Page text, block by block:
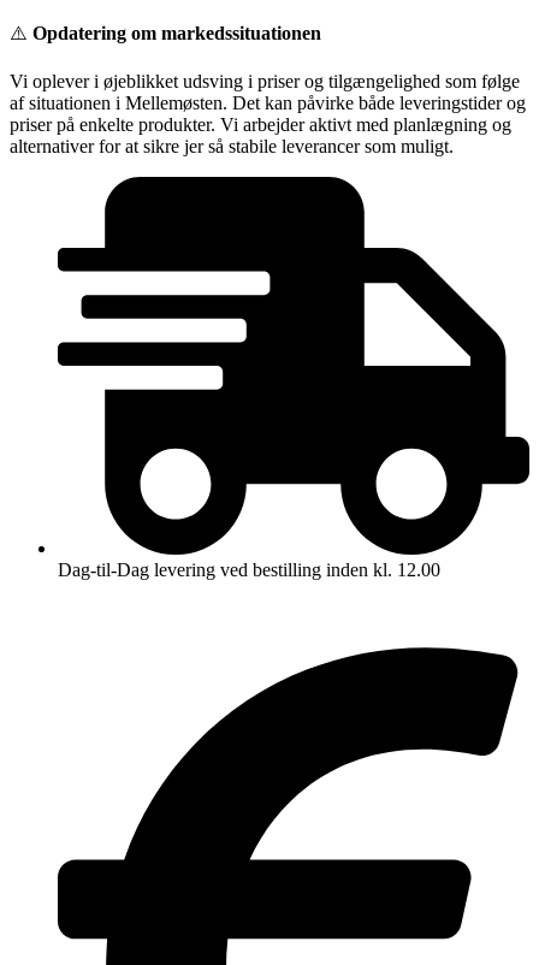
Videre
indhold
⚠️ Opdatering om markedssituationen
Vi oplever i øjeblikket udsving i priser og tilgængelighed som følge
af situationen i Mellemøsten. Det kan påvirke både leveringstider og
priser på enkelte produkter. Vi arbejder aktivt med planlægning og
alternativer for at sikre jer så stabile leverancer som muligt.
Dag-til-Dag levering ved bestilling inden kl. 12.00